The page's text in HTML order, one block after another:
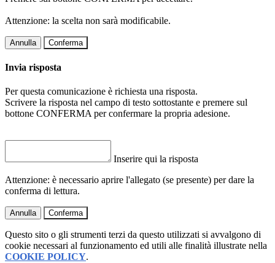
Attenzione: la scelta non sarà modificabile.
Annulla Conferma
Invia risposta
Per questa comunicazione è richiesta una risposta.
Scrivere la risposta nel campo di testo sottostante e premere sul
bottone CONFERMA per confermare la propria adesione.
Inserire qui la risposta
Attenzione: è necessario aprire l'allegato (se presente) per dare la
conferma di lettura.
Annulla Conferma
Questo sito o gli strumenti terzi da questo utilizzati si avvalgono di
cookie necessari al funzionamento ed utili alle finalità illustrate nella
COOKIE POLICY.